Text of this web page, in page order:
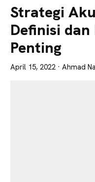
Tajam
Strategi
Definisi dan
Penting
April 15, 2022 · Ahmad